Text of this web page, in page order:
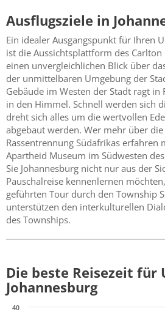
Ausflugsziele in
Ein idealer Ausgangspunkt für Ihren
ist die Aussichtsplattform des Carlton
einen unvergleichlichen Blick über
der unmittelbaren Umgebung der
Gebäude im Westen der Stadt ragt in
in den Himmel. Schnell werden sich
dreht sich alles um die wertvollen
abgebaut werden. Wer mehr über
Rassentrennung Südafrikas erfahren
Apartheid Museum im Südwesten
Sie Johannesburg nicht nur aus der
Pauschalreise kennenlernen
geführten Tour durch den Township
unterstützen den interkulturellen
des Townships.
Die beste Reisezeit für
Johannesburg
40